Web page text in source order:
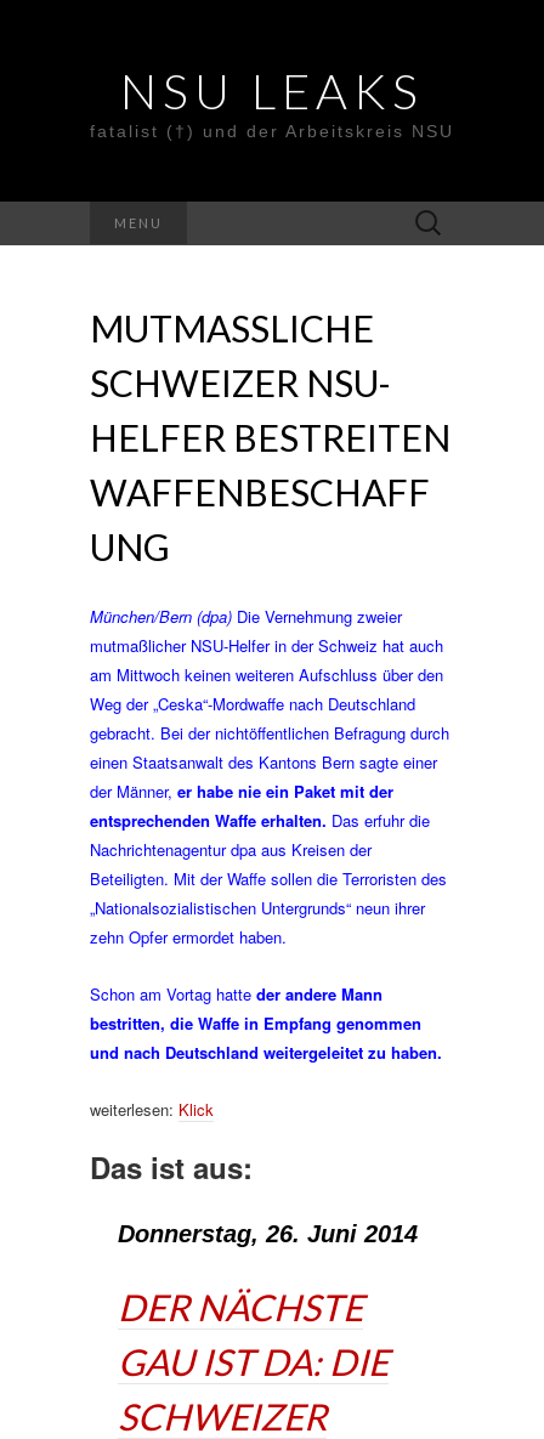
NSU LEAKS
fatalist (†) und der Arbeitskreis NSU
MENU
Suche
nach:
MUTMASSLICHE S
CHWEIZER NSU-H
ELFER BESTREITEN W
AFFENBESCHAFFU
NG
München/Bern (dpa) Die Vernehmung zweier
mutmaßlicher NSU-Helfer in der Schweiz hat auch
am Mittwoch keinen weiteren Aufschluss über den
Weg der „Ceska“-Mordwaffe nach Deutschland
gebracht. Bei der nichtöffentlichen Befragung durch
einen Staatsanwalt des Kantons Bern sagte einer
der Männer, er habe nie ein Paket mit der
entsprechenden Waffe erhalten. Das erfuhr die
Nachrichtenagentur dpa aus Kreisen der
Beteiligten. Mit der Waffe sollen die Terroristen des
„Nationalsozialistischen Untergrunds“ neun ihrer
zehn Opfer ermordet haben.
Schon am Vortag hatte der andere Mann
bestritten, die Waffe in Empfang genommen
und nach Deutschland weitergeleitet zu haben.
weiterlesen: Klick
Das ist aus:
Donnerstag, 26. Juni 2014
DER NÄCHSTE
GAU IST DA: DIE
SCHWEIZER